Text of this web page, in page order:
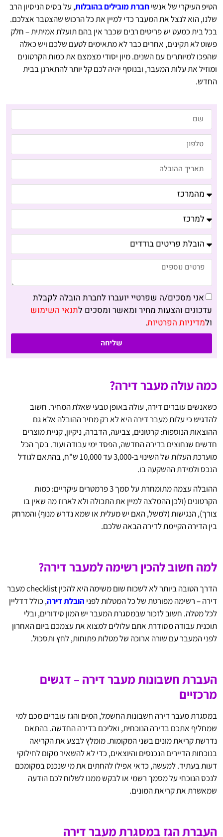
הטיפ העיקרי של אנשיחברת מובילים בהובלות, על בסיס הניסיון הרב
שלנו, הוא לנצל את המעבר כדי למיין את כל הרכוש שהצטבר אצלכם.
בכל בית כמעט יש פריטים רבים שכבר אין בהם תועלת אמיתית – חלק
פשוט לא תקינים, אחרים כבר לא מתאימים לטעם שלכם ויש כאלה
שהפכו למיותרים עם השנים. מיון יסודי מצמצם את כמות הקרטונים
ומוזיל את עלות המעבר, ובנוסף יהיה לכם קל יותר להתארגן בבית
החדש.
אני מסכים/ה שפרטיי יועברו לחברת הובלה לקבלת
עדכונים והצעות מחיר ומאשר ומסכים לתנאי השימוש
ולמדיניות הפרטיות.
שליחה
כמה עולה מעבר דירה?
כשאנשים עוברים דירה, עולה באופן טבעי שאלת המחיר. חשוב
להדגיש כי עלות מעבר דירה היא לא רק מחיר ההובלה אלא גם
ההוצאות הנוספות: קרטונים, צביעה, הדברה, ניקיון, קניית מוצרים
חדשים שנחוצים בדירה החדשה, הפסד ימי עבודה ועוד. בסך הכל
מוערכת העלות של השינוי ב-3,000 עד 10,000 ש"ח, בהתאם לגודל
הנכס ולמידת ההשקעה בו.
ההובלה עצמה מתומחרת על סמך 3 פרמטרים עיקריים: כמות
הקרטונים (ולכן ההמלצה למיין את התכולה ולא לארוז מה שאין בו
צורך), הנגישות (למשל, האם יש מעלית או שמא נדרש מנוף) והמרחק
בין הדירה הקיימת לדירה הבאה שלכם.
למה חשוב להכין רשימה למעבר דירה?
הדרך הטובה ביותר לא לשכוח שום משימה היא להכין checklist מעבר
דירה – רשימה מפורטת של כל המטלות לפני הובלת דירה, כולל דדליין
לכל מטלה. חשוב לזכור שבמסגרת המעבר יש המון סידורים, ובלי
תוכנית עבודה מסודרת אתם עלולים למצוא את עצמכם ביום האחרון
לפני המעבר עם שורה ארוכה של מטלות פתוחות, לחץ ותסכול.
העברת חשבונות מעבר דירה – דגשים
מרכזיים
במסגרת מעבר דירה חשבונות החשמל, המים והגז עוברים מכם למי
שמחליף אתכם בדירה הנוכחית, ואליכם בדירה החדשה. בהתאם
נדרשת קריאת מונים בשני המקומות. מומלץ לבצע את הקריאה
בנוכחות הדיירים הנכנסים והיוצאים, כדי לא להשאיר מקום לחילוקי
דעות בעתיד. למעשה, כדאי אפילו להחתים את מי שנכנס במקומכם
לנכס הנוכחי על מסמך רשמי או לבקש ממנו לשלוח לכם הודעה
שמאשרת את קריאת המונים.
העברת הגז במסגרת מעבר דירה